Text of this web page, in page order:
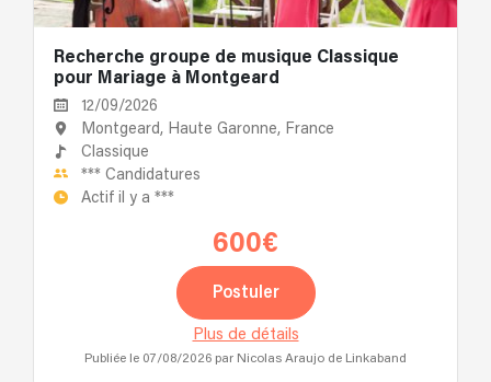
Recherche groupe de musique Classique
pour Mariage à Montgeard
12/09/2026
Montgeard, Haute Garonne, France
Classique
*** Candidatures
Actif il y a ***
600€
Postuler
Plus de détails
Publiée le 07/08/2026 par Nicolas Araujo de Linkaband